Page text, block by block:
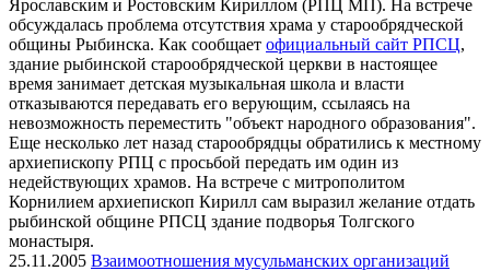
Ярославским и Ростовским Кириллом (РПЦ МП). На встрече
обсуждалась проблема отсутствия храма у старообрядческой
общины Рыбинска. Как сообщает официальный сайт РПСЦ,
здание рыбинской старообрядческой церкви в настоящее
время занимает детская музыкальная школа и власти
отказываются передавать его верующим, ссылаясь на
невозможность переместить "объект народного образования".
Еще несколько лет назад старообрядцы обратились к местному
архиепископу РПЦ с просьбой передать им один из
недействующих храмов. На встрече с митрополитом
Корнилием архиепископ Кирилл сам выразил желание отдать
рыбинской общине РПСЦ здание подворья Толгского
монастыря.
25.11.2005 Взаимоотношения мусульманских организаций